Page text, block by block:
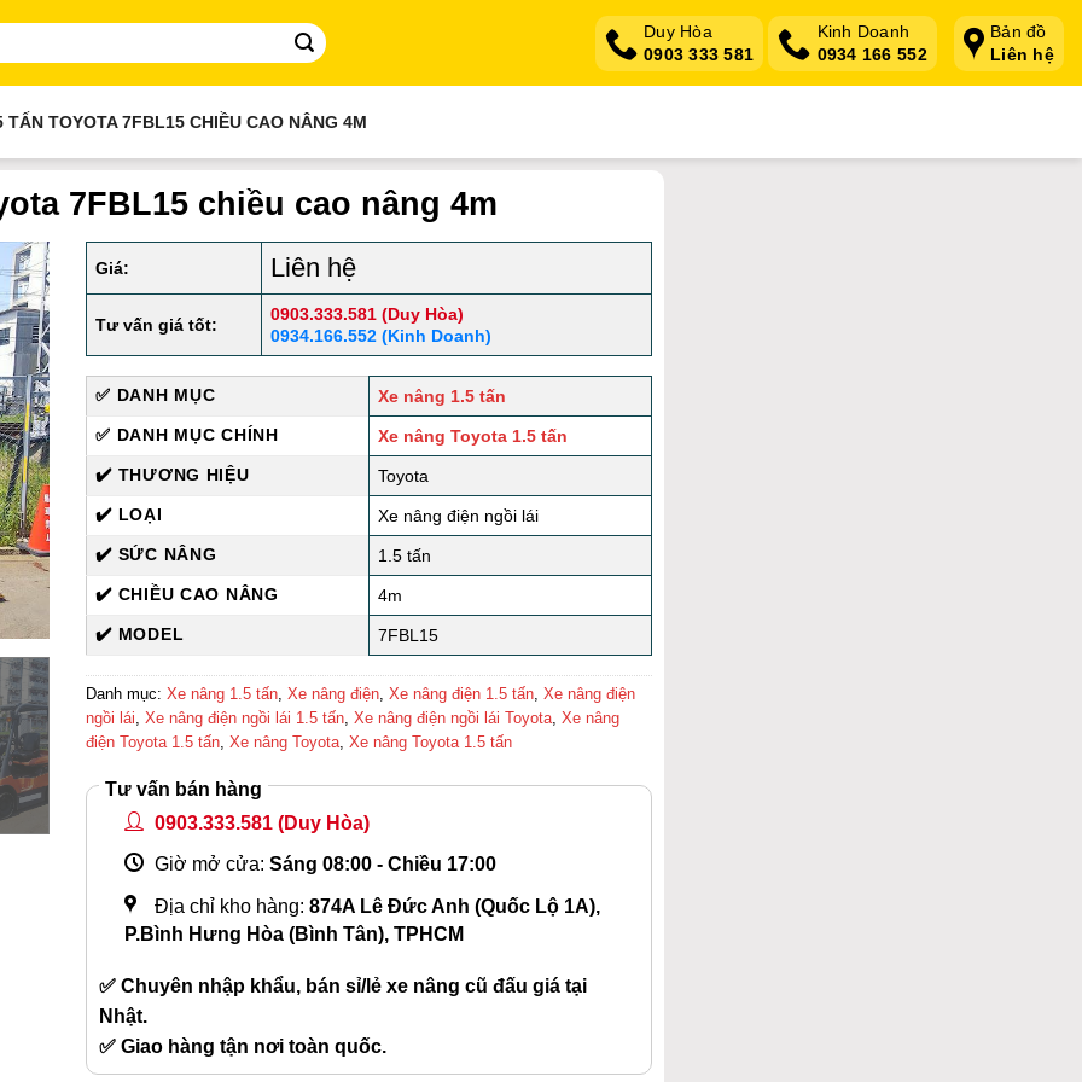
Duy Hòa
0903 333 581
Kinh Doanh
0934 166 552
Bản đồ
Liên hệ
TOYOTA 7FBL15 CHIỀU CAO NÂNG 4M
7FBL15 chiều cao nâng 4m
Giá: Liên hệ
Tư vấn giá tốt:
0903.333.581 (Duy Hòa)
0934.166.552 (Kinh Doanh)
✅ DANH MỤC
Xe nâng 1.5 tấn
✅ DANH MỤC CHÍNH
Xe nâng Toyota 1.5 tấn
✔️ THƯƠNG HIỆU
Toyota
✔️ LOẠI
Xe nâng điện ngồi lái
✔️ SỨC NÂNG
1.5 tấn
✔️ CHIỀU CAO NÂNG
4m
✔️ MODEL
7FBL15
Danh mục: Xe nâng 1.5 tấn Xe nâng điện Xe nâng điện 1.5 tấn Xe nâng điện
ngồi lái Xe nâng điện ngồi lái 1.5 tấn Xe nâng điện ngồi lái Toyota Xe nâng
điện Toyota 1.5 tấn Xe nâng Toyota Xe nâng Toyota 1.5 tấn
Tư vấn bán hàng
0903.333.581 (Duy Hòa)
Giờ mở cửa: Sáng 08:00 - Chiều 17:00
Địa chỉ kho hàng: 874A Lê Đức Anh (Quốc Lộ 1A),
P.Bình Hưng Hòa (Bình Tân), TPHCM
✅ Chuyên nhập khẩu, bán sỉ/lẻ xe nâng cũ đấu giá tại
Nhật.
✅ Giao hàng tận nơi toàn quốc.